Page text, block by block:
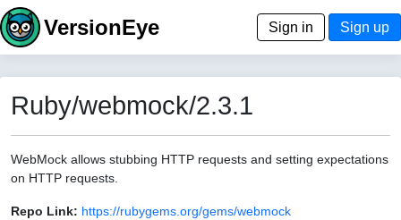
VersionEye Sign in Sign up
Ruby/webmock/2.3.1
WebMock allows stubbing HTTP requests and setting expectations
on HTTP requests.
Repo Link: https://rubygems.org/gems/webmock